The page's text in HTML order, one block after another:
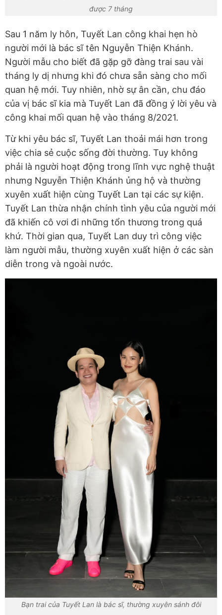
được 7 tháng
Sau 1 năm ly hôn, Tuyết Lan công khai hẹn hò
người mới là bác sĩ tên Nguyễn Thiện Khánh.
Người mẫu cho biết đã gặp gỡ đàng trai sau vài
tháng ly dị nhưng khi đó chưa sẵn sàng cho mối
quan hệ mới. Tuy nhiên, nhờ sự ân cần, chu đáo
của vị bác sĩ kia mà Tuyết Lan đã đồng ý lời yêu và
công khai mối quan hệ vào tháng 8/2021.
Từ khi yêu bác sĩ, Tuyết Lan thoải mái hơn trong
việc chia sẻ cuộc sống đời thường. Tuy không
phải là người hoạt động trong lĩnh vực nghệ thuật
nhưng Nguyễn Thiện Khánh ủng hộ và thường
xuyên xuất hiện cùng Tuyết Lan tại các sự kiện.
Tuyết Lan thừa nhận chính tình yêu của người mới
đã khiến cô vơi đi những tổn thương trong quá
khứ. Thời gian qua, Tuyết Lan duy trì công việc
làm người mẫu, thường xuyên xuất hiện ở các sàn
diễn trong và ngoài nước.
Bạn trai của Tuyết Lan là bác sĩ, thường xuyên sánh đôi